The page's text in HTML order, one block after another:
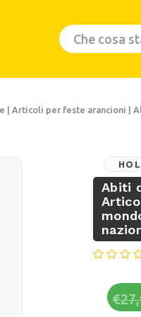
| Articoli per feste arancioni
Abiti